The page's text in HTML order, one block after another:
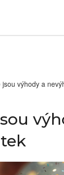
jsou výhody a